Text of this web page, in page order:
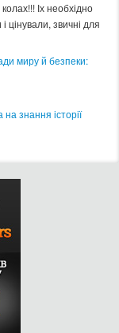
Іх необхідно
звичні для
миру й безпеки:
знання історії